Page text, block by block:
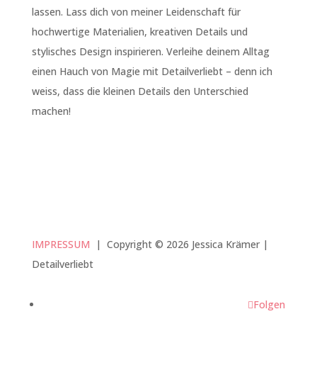
lassen. Lass dich von meiner Leidenschaft für
hochwertige Materialien, kreativen Details und
stylisches Design inspirieren. Verleihe deinem Alltag
einen Hauch von Magie mit Detailverliebt – denn ich
weiss, dass die kleinen Details den Unterschied
machen!
IMPRESSUM | Copyright © 2026 Jessica Krämer |
Detailverliebt
Folgen